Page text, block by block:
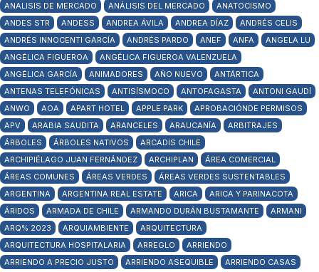
ANALISIS DE MERCADO ANÁLISIS DEL MERCADO
ANATOCISMO
ANDES STR
ANDESS ANDREA ÁVILA ANDREA DÍAZ
ANDRÉS CELIS
ANDRÉS INNOCENTI GARCÍA
ANDRÉS PARDO ANEF ANFA
ANGELA LU
ANGÉLICA FIGUEROA
ANGÉLICA FIGUEROA VALENZUELA
ANGÉLICA GARCÍA
ANIMADORES AÑO NUEVO
ANTÁRTICA
ANTENAS TELEFÓNICAS
ANTISÍSMOCO ANTOFAGASTA
ANTONI GAUDÍ
ANWO
AOA APART HOTEL APPLE PARK
APROBACIÓNDE PERMISOS
APV
ARABIA SAUDITA ARANCELES ARAUCANÍA
ARBITRAJES
ÁRBOLES
ÁRBOLES NATIVOS
ARCADIS CHILE
ARCHIPIÉLAGO JUAN FERNÁNDEZ
ARCHIPLAN
ÁREA COMERCIAL
ÁREAS COMUNES
ÁREAS VERDES
ÁREAS VERDES SUSTENTABLES
ARGENTINA
ARGENTINA REAL ESTATE ARICA
ARICA Y PARINACOTA
ÁRIDOS
ARMADA DE CHILE ARMANDO DURÁN BUSTAMANTE
ARMANI
ARQ% 2023
ARQUIAMBIENTE
ARQUITECTURA
ARQUITECTURA HOSPITALARIA
ARREGLO
ARRIENDO
ARRIENDO A PRECIO JUSTO
ARRIENDO ASEQUIBLE
ARRIENDO CASAS